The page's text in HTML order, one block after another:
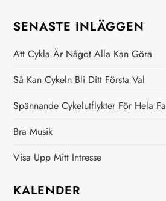
l
ä
g
g
s
n
a
SENASTE INLÄGGEN
Att Cykla Är Något Alla Kan Göra
Så Kan Cykeln Bli Ditt Första Val
Spännande Cykelutflykter För Hela
Bra Musik
Visa Upp Mitt Intresse
KALENDER